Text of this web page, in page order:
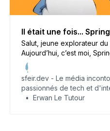
Il était une fois...
Salut, jeune explorateur du
Aujourd’hui, c’est moi,
mon histoire, de mes
sfeir.dev - Le média
passionnés de tech et
Erwan Le Tutour